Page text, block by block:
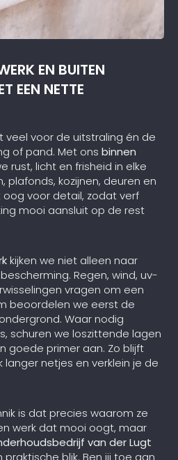
EN BUITEN
EEN NETTE
veel voor de uitstraling én de
of pand. Met ons binnen
rust, licht en frisheid in elke
plafonds, kozijnen, deuren en
voor detail, zodat verf
mooi aansluit op de rest
kijken we niet alleen naar
Regen, wind, uv-
vragen om een
beoordelen we eerst de
Waar nodig
schuren we loszittende lagen
goede primer aan. Zo blijft
langer netjes en verklein je de
is dat precies waarom ze
werk dat mooi oogt, maar
van der Lugt